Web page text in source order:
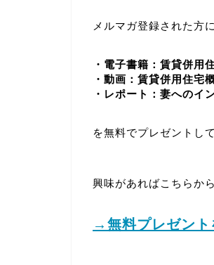
メルマガ登録された方
・電子書籍：賃貸併用
・動画：賃貸併用住宅
・レポート：妻へのイ
を無料でプレゼントし
興味があればこちらか
→無料プレゼント